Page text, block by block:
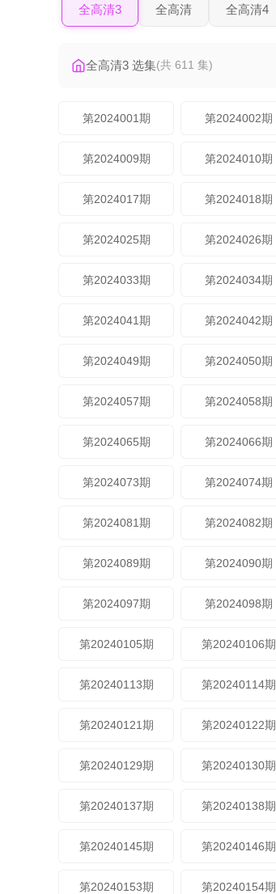
全高清3 全高清 全高清4
全高清3 选集(共 611 集)
第2024001期 第2024002期
第2024009期 第2024010期
第2024017期 第2024018期
第2024025期 第2024026期
第2024033期 第2024034期
第2024041期 第2024042期
第2024049期 第2024050期
第2024057期 第2024058期
第2024065期 第2024066期
第2024073期 第2024074期
第2024081期 第2024082期
第2024089期 第2024090期
第2024097期 第2024098期
第20240105期 第20240106期
第20240113期 第20240114期
第20240121期 第20240122期
第20240129期 第20240130期
第20240137期 第20240138期
第20240145期 第20240146期
第20240153期 第20240154期